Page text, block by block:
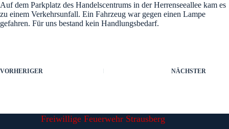
Auf dem Parkplatz des Handelscentrums in der Herrenseeallee kam es
zu einem Verkehrsunfall. Ein Fahrzeug war gegen einen Lampe
gefahren. Für uns bestand kein Handlungsbedarf.
VORHERIGER NÄCHSTER
Freiwillige Feuerwehr Strausberg